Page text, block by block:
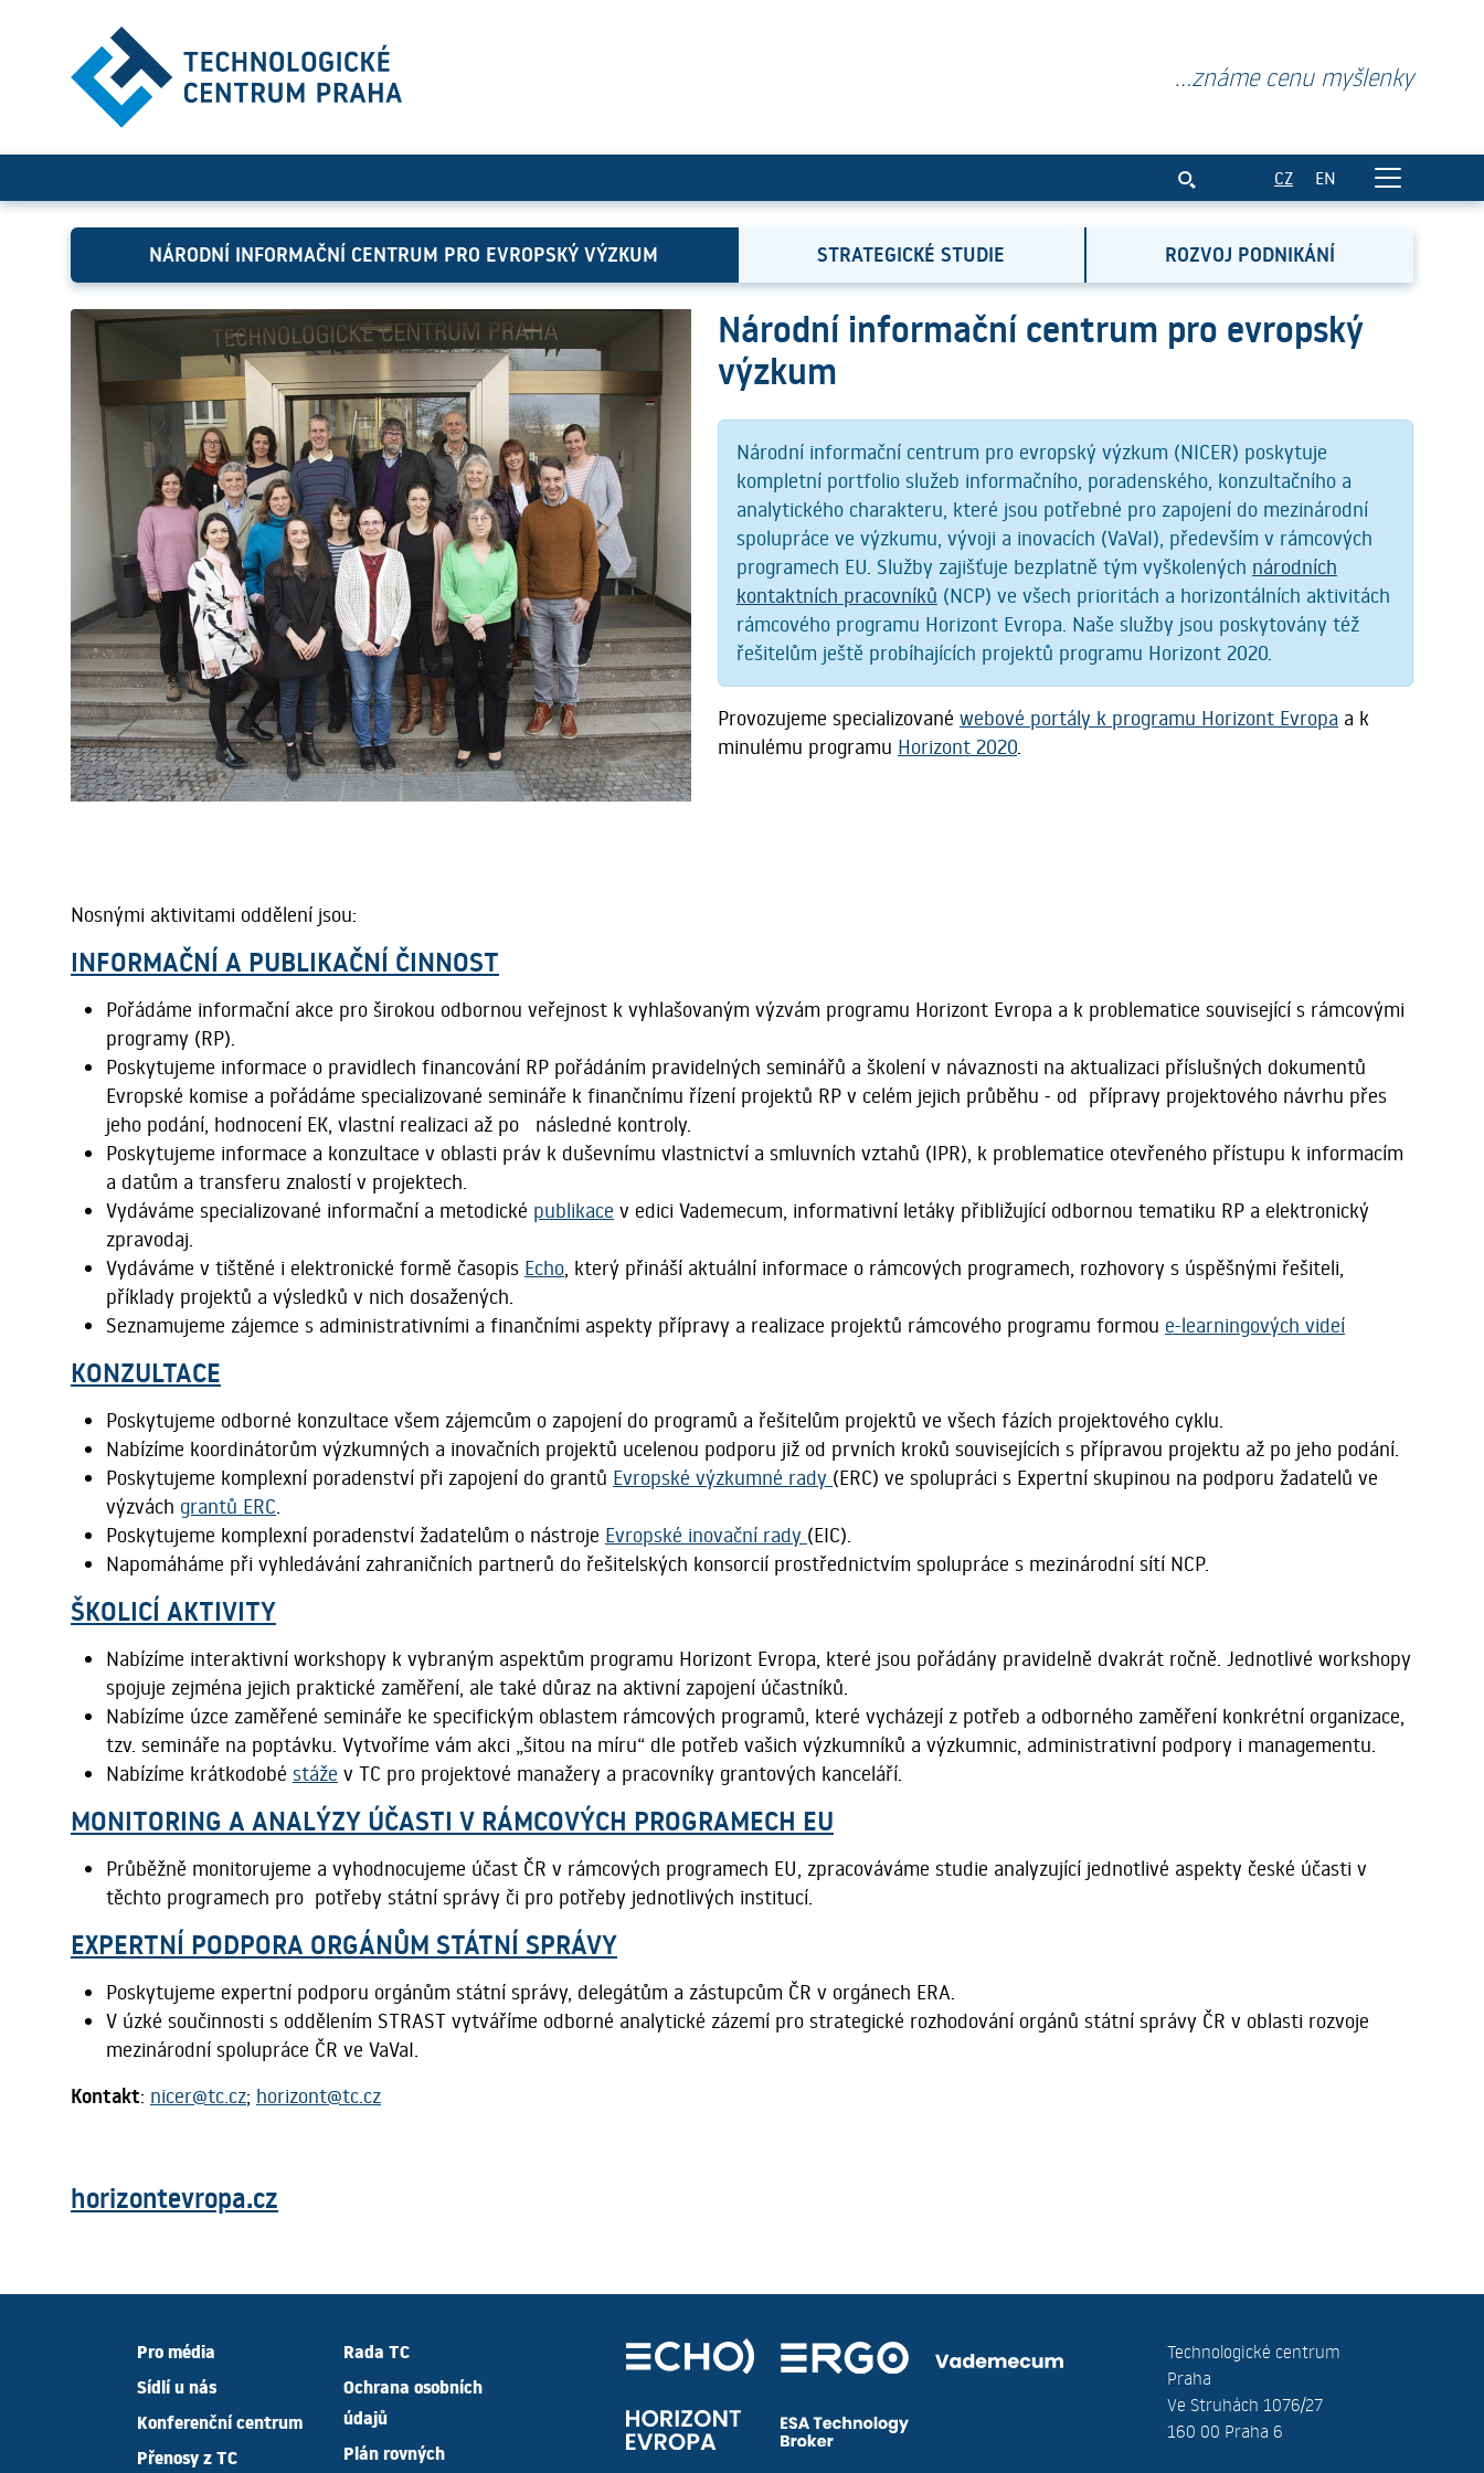
Národní informační centrum pro evropský výzkum
...známe cenu myšlenky
CZ EN
NÁRODNÍ INFORMAČNÍ CENTRUM PRO EVROPSKÝ VÝZKUM STRATEGICKÉ STUDIE ROZVOJ PODNIKÁNÍ
Národní informační centrum pro evropský
výzkum
Národní informační centrum pro evropský výzkum (NICER) poskytuje
kompletní portfolio služeb informačního, poradenského, konzultačního a
analytického charakteru, které jsou potřebné pro zapojení do mezinárodní
spolupráce ve výzkumu, vývoji a inovacích (VaVaI), především v rámcových
programech EU. Služby zajišťuje bezplatně tým vyškolených národních
kontaktních pracovníků (NCP) ve všech prioritách a horizontálních aktivitách
rámcového programu Horizont Evropa. Naše služby jsou poskytovány též
řešitelům ještě probíhajících projektů programu Horizont 2020.
Provozujeme specializované webové portály k programu Horizont Evropa a k
minulému programu Horizont 2020.
Nosnými aktivitami oddělení jsou:
INFORMAČNÍ A PUBLIKAČNÍ ČINNOST
Pořádáme informační akce pro širokou odbornou veřejnost k vyhlašovaným výzvám programu Horizont Evropa a k problematice související s rámcovými
programy (RP).
Poskytujeme informace o pravidlech financování RP pořádáním pravidelných seminářů a školení v návaznosti na aktualizaci příslušných dokumentů
Evropské komise a pořádáme specializované semináře k finančnímu řízení projektů RP v celém jejich průběhu - od přípravy projektového návrhu přes
jeho podání, hodnocení EK, vlastní realizaci až po následné kontroly.
Poskytujeme informace a konzultace v oblasti práv k duševnímu vlastnictví a smluvních vztahů (IPR), k problematice otevřeného přístupu k informacím
a datům a transferu znalostí v projektech.
Vydáváme specializované informační a metodické publikace v edici Vademecum, informativní letáky přibližující odbornou tematiku RP a elektronický
zpravodaj.
Vydáváme v tištěné i elektronické formě časopis Echo, který přináší aktuální informace o rámcových programech, rozhovory s úspěšnými řešiteli,
příklady projektů a výsledků v nich dosažených.
Seznamujeme zájemce s administrativními a finančními aspekty přípravy a realizace projektů rámcového programu formou e-learningových videí
KONZULTACE
Poskytujeme odborné konzultace všem zájemcům o zapojení do programů a řešitelům projektů ve všech fázích projektového cyklu.
Nabízíme koordinátorům výzkumných a inovačních projektů ucelenou podporu již od prvních kroků souvisejících s přípravou projektu až po jeho podání.
Poskytujeme komplexní poradenství při zapojení do grantů Evropské výzkumné rady (ERC) ve spolupráci s Expertní skupinou na podporu žadatelů ve
výzvách grantů ERC.
Poskytujeme komplexní poradenství žadatelům o nástroje Evropské inovační rady (EIC).
Napomáháme při vyhledávání zahraničních partnerů do řešitelských konsorcií prostřednictvím spolupráce s mezinárodní sítí NCP.
ŠKOLICÍ AKTIVITY
Nabízíme interaktivní workshopy k vybraným aspektům programu Horizont Evropa, které jsou pořádány pravidelně dvakrát ročně. Jednotlivé workshopy
spojuje zejména jejich praktické zaměření, ale také důraz na aktivní zapojení účastníků.
Nabízíme úzce zaměřené semináře ke specifickým oblastem rámcových programů, které vycházejí z potřeb a odborného zaměření konkrétní organizace,
tzv. semináře na poptávku. Vytvoříme vám akci „šitou na míru“ dle potřeb vašich výzkumníků a výzkumnic, administrativní podpory i managementu.
Nabízíme krátkodobé stáže v TC pro projektové manažery a pracovníky grantových kanceláří.
MONITORING A ANALÝZY ÚČASTI V RÁMCOVÝCH PROGRAMECH EU
Průběžně monitorujeme a vyhodnocujeme účast ČR v rámcových programech EU, zpracováváme studie analyzující jednotlivé aspekty české účasti v
těchto programech pro potřeby státní správy či pro potřeby jednotlivých institucí.
EXPERTNÍ PODPORA ORGÁNŮM STÁTNÍ SPRÁVY
Poskytujeme expertní podporu orgánům státní správy, delegátům a zástupcům ČR v orgánech ERA.
V úzké součinnosti s oddělením STRAST vytváříme odborné analytické zázemí pro strategické rozhodování orgánů státní správy ČR v oblasti rozvoje
mezinárodní spolupráce ČR ve VaVaI.
Kontakt: nicer@tc.cz; horizont@tc.cz
horizontevropa.cz
Pro média
Sídlí u nás
Konferenční centrum
Přenosy z TC
Rada TC
Ochrana osobních
údajů
Plán rovných
Technologické centrum
Praha
Ve Struhách 1076/27
160 00 Praha 6